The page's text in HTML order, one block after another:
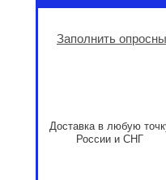
Заполнить
Доставка в любую
России и СНГ